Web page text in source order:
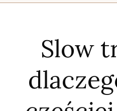
Slow